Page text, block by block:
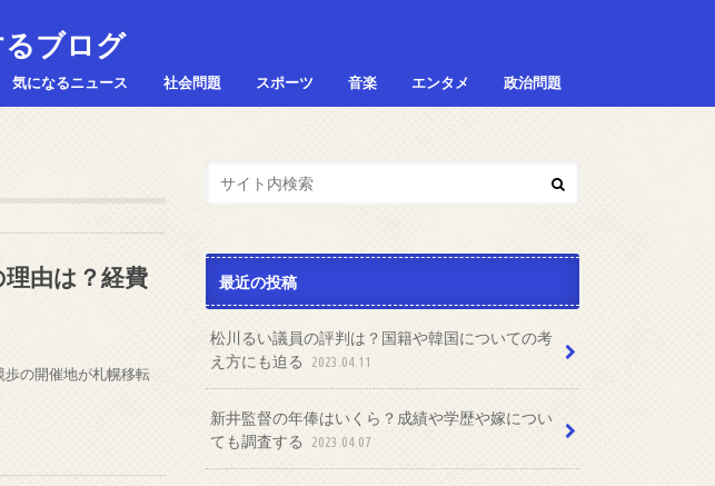
ブログ
気になるニュース 社会問題 スポーツ 音楽 エンタメ 政治問題
由は？経費
の開催地が札幌移転
最近の投稿
松川るい議員の評判は？国籍や韓国についての考
え方にも迫る
2023.04.11
新井監督の年俸はいくら？成績や学歴や嫁につい
ても調査する
2023.04.07